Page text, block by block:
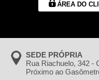
ÁREA DO
SEDE PRÓPRIA
Rua Riachuelo, 342 -
Próximo ao